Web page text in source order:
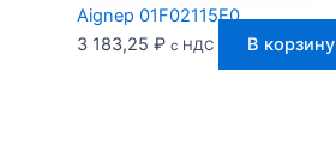
Aignep 01F02115E0
3 183,25 ₽ с НДС В корзину